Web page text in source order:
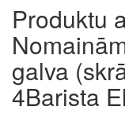
Produktu
galva
4Barista